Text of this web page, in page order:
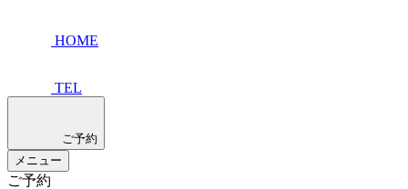
HOME
TEL
ご予約
メニュー
ご予約